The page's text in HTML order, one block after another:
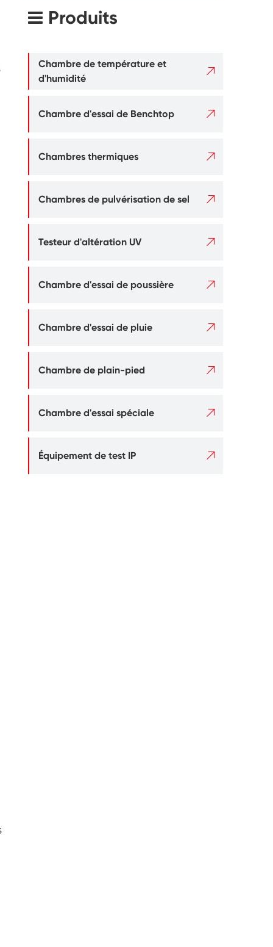
Produits
Chambre de température et
d'humidité

Chambre d'essai de Benchtop 
Chambres thermiques 
Chambres de pulvérisation de sel 
Testeur d'altération UV 
Chambre d'essai de poussière 
Chambre d'essai de pluie 
Chambre de plain-pied 
Chambre d'essai spéciale 
Équipement de test IP 